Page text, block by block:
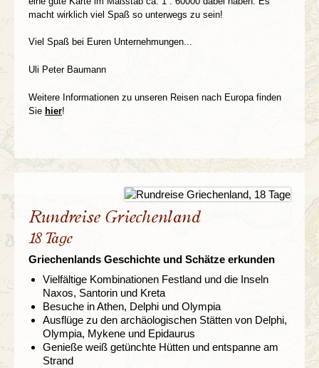
macht wirklich viel Spaß so unterwegs zu sein!
Viel Spaß bei Euren Unternehmungen...
Uli Peter Baumann
Weitere Informationen zu unseren Reisen nach Europa finden
Sie hier!
Rundreise Griechenland
18 Tage
Griechenlands Geschichte und Schätze erkunden
Vielfältige Kombinationen Festland und die Inseln
Naxos, Santorin und Kreta
Besuche in Athen, Delphi und Olympia
Ausflüge zu den archäologischen Stätten von Delphi,
Olympia, Mykene und Epidaurus
Genieße weiß getünchte Hütten und entspanne am
Strand